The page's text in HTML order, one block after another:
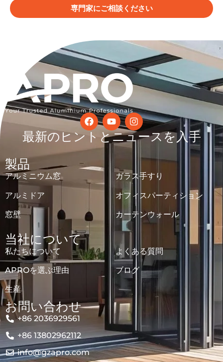
専門家にご相談ください
最新のヒントとニュースを入手
製品
アルミニウム窓
アルミドア
窓壁
ガラス手すり
オフィスパーティション
カーテンウォール
当社について
私たちについて
APROを選ぶ理由
生産
よくある質問
ブログ
お問い合わせ
+86 2036929561
+86 13802962112
info@gzapro.com